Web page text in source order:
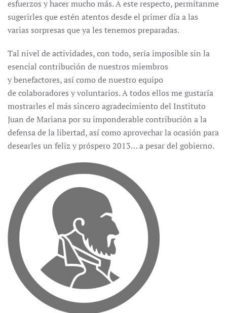
esfuerzos y hacer mucho más. A este respecto, permítanme
sugerirles que estén atentos desde el primer día a las
varias sorpresas que ya les tenemos preparadas.
Tal nivel de actividades, con todo, sería imposible sin la
esencial contribución de nuestros miembros
y benefactores, así como de nuestro equipo
de colaboradores y voluntarios. A todos ellos me gustaría
mostrarles el más sincero agradecimiento del Instituto
Juan de Mariana por su imponderable contribución a la
defensa de la libertad, así como aprovechar la ocasión para
desearles un feliz y próspero 2013… a pesar del gobierno.